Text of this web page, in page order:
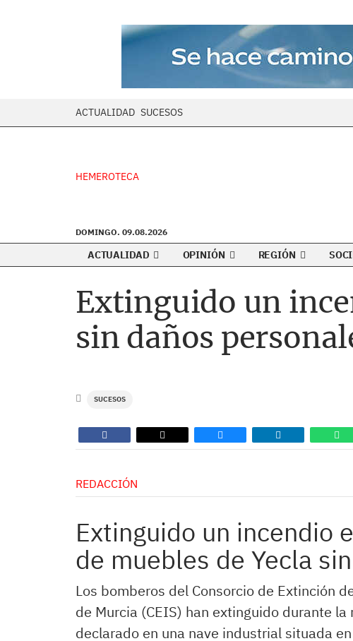
ACTUALIDAD SUCESOS
HEMEROTECA
DOMINGO. 09.08.2026
ACTUALIDAD OPINIÓN REGIÓN
Extinguido un
sin daños
SUCESOS
REDACCIÓN
Extinguido un incendio
de muebles de Yecla
Los bomberos del Consorcio de Extinción
de Murcia (CEIS) han extinguido durante
declarado en una nave industrial situada